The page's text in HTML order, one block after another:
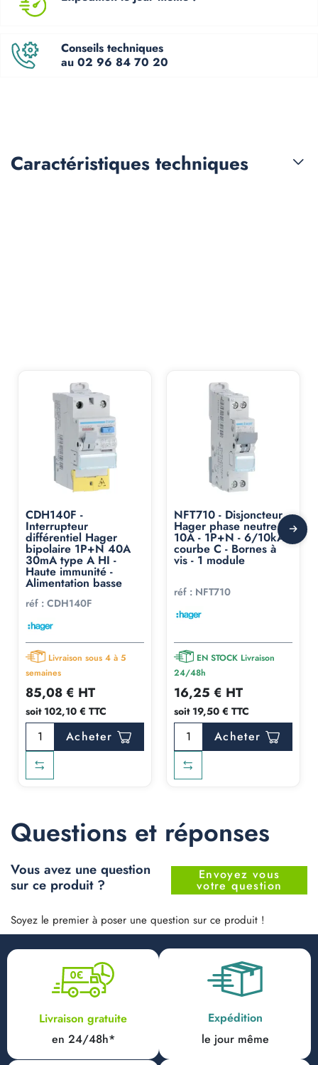
Conseils techniques
au 02 96 84 70 20
Caractéristiques techniques
CDH140F -
Interrupteur
différentiel Hager
bipolaire 1P+N 40A
30mA type A HI -
Haute immunité -
Alimentation basse
réf : CDH140F
Livraison sous 4 à 5
semaines
85,08 € HT
soit 102,10 € TTC
Acheter
NFT710 - Disjoncteur
Hager phase neutre
10A - 1P+N - 6/10kA -
courbe C - Bornes à
vis - 1 module
réf : NFT710
EN STOCK Livraison
24/48h
16,25 € HT
soit 19,50 € TTC
Acheter
Questions et réponses
Vous avez une question
sur ce produit ?
Envoyez vous
votre question
Soyez le premier à poser une question sur ce produit !
Livraison gratuite
en 24/48h*
Expédition
le jour même